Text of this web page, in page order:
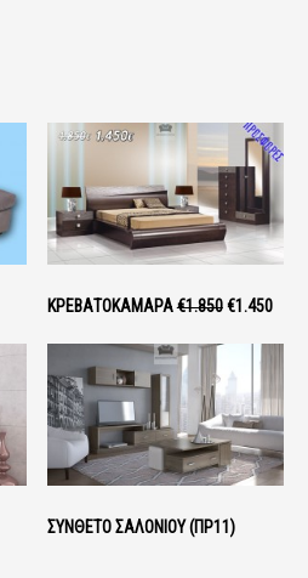
ΚΡΕΒΑΤΟΚΆΜΑΡΑ€1.850€1.450
ΣΎΝΘΕΤΟ ΣΑΛΟΝΙΟΎ (ΠΡ11)